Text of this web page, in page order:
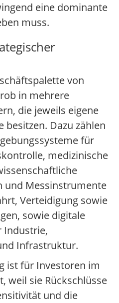
eine dominante
muss.
von
in mehrere
die jeweils eigene
besitzen. Dazu zählen
für
medizinische
und Messinstrumente
Verteidigung sowie
sowie digitale
Industrie,
Infrastruktur.
ist für Investoren im
weil sie Rückschlüsse
und die